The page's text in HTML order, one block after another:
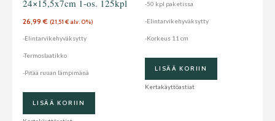
24×15,5x7cm 1-os. 125kpl
26,99€ (21,51 € alv. 0%)
-Elintarvikehyväksytty
-Termoslaatikko
-Pitää ruuan lämpimänä
LISÄÄ KORIIN
-50 kpl paketissa
-Elintarvikehyväksytty
-Korkeus 11 cm
LISÄÄ KORIIN
Kertakäyttöastiat